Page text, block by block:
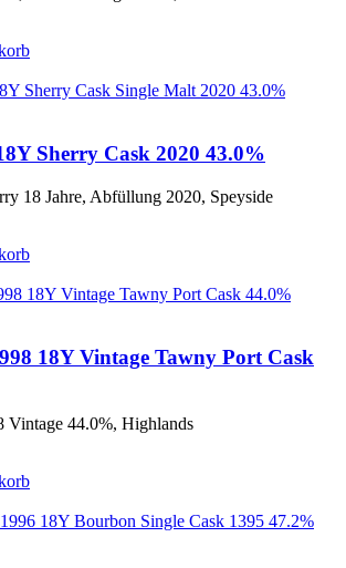
Sherry Cask 2020 43.0%
18 Jahre, Abfüllung 2020, Speyside
18Y Vintage Tawny Port Cask
Vintage 44.0%, Highlands